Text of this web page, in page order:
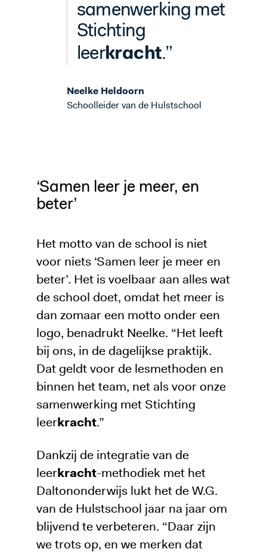
samenwerking met
Stichting
leerkracht.”
Neelke Heldoorn
Schoolleider van de Hulstschool
‘Samen leer je meer, en
beter’
Het motto van de school is niet
voor niets ‘Samen leer je meer en
beter’. Het is voelbaar aan alles wat
de school doet, omdat het meer is
dan zomaar een motto onder een
logo, benadrukt Neelke. “Het leeft
bij ons, in de dagelijkse praktijk.
Dat geldt voor de lesmethoden en
binnen het team, net als voor onze
samenwerking met Stichting
leerkracht.”
Dankzij de integratie van de
leerkracht-methodiek met het
Daltononderwijs lukt het de W.G.
van de Hulstschool jaar na jaar om
blijvend te verbeteren. “Daar zijn
we trots op, en we merken dat